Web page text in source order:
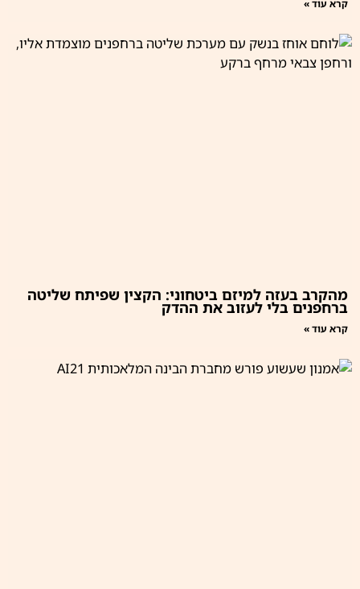
קרא עוד »
מהקרב בעזה למיזם ביטחוני: הקצין שפיתח שליטה
ברחפנים בלי לעזוב את ההדק
קרא עוד »